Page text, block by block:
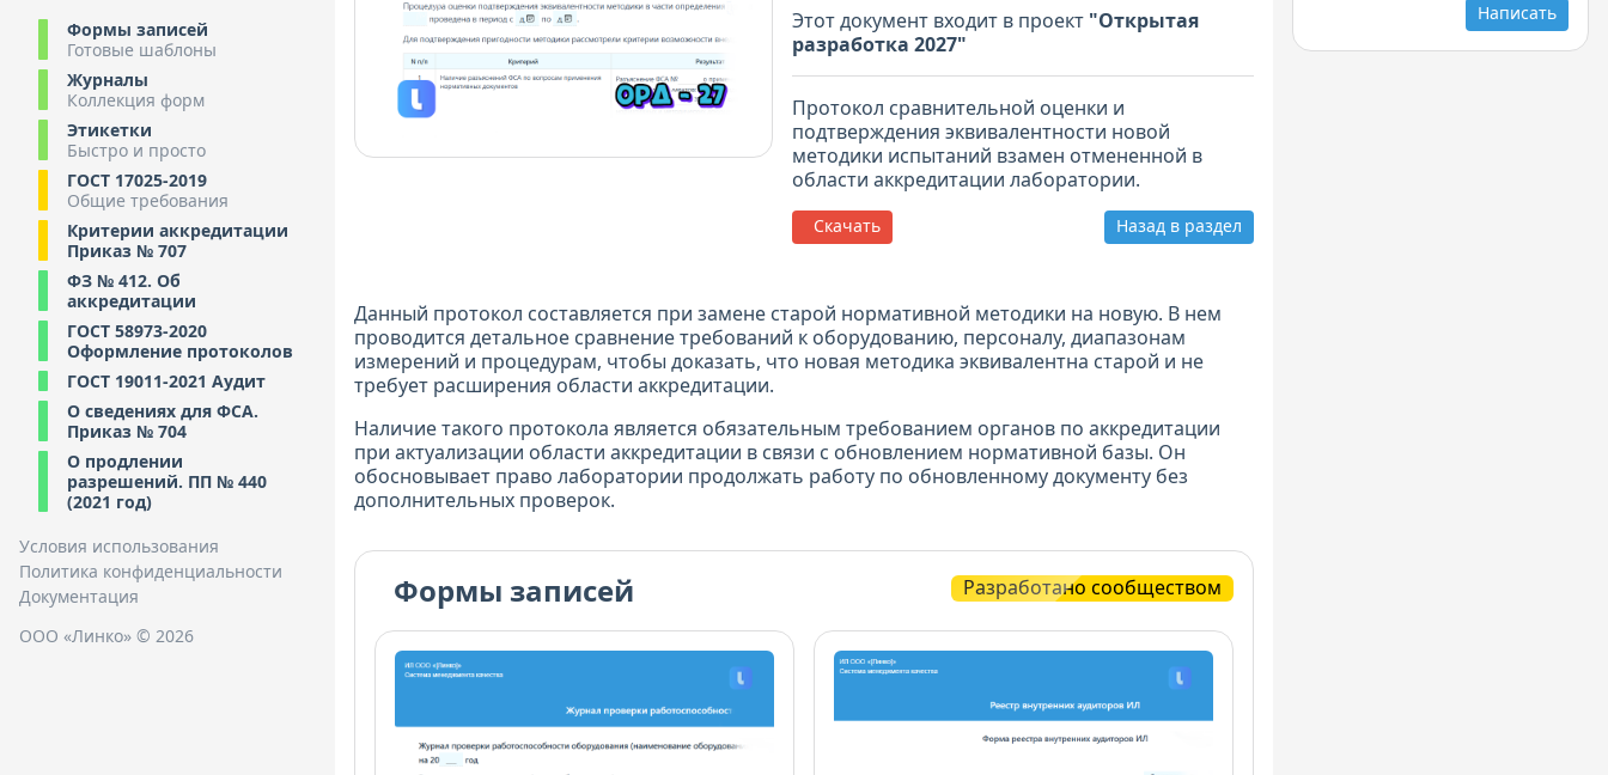
Формы записей
Готовые шаблоны
Журналы
Коллекция форм
Этикетки
Быстро и просто
ГОСТ 17025-2019
Общие требования
Критерии аккредитации
Приказ № 707
ФЗ № 412. Об
аккредитации
ГОСТ 58973-2020
Оформление протоколов
ГОСТ 19011-2021 Аудит
О сведениях для ФСА.
Приказ № 704
О продлении
разрешений. ПП № 440
(2021 год)
Условия использования
Политика конфиденциальности
Документация
ООО «Линко» © 2026
Этот документ входит в проект "Открытая
разработка 2027"
Протокол сравнительной оценки и
подтверждения эквивалентности новой
методики испытаний взамен отмененной в
области аккредитации лаборатории.
Скачать Назад в раздел
Данный протокол составляется при замене старой нормативной методики на новую. В нем
проводится детальное сравнение требований к оборудованию, персоналу, диапазонам
измерений и процедурам, чтобы доказать, что новая методика эквивалентна старой и не
требует расширения области аккредитации.
Наличие такого протокола является обязательным требованием органов по аккредитации
при актуализации области аккредитации в связи с обновлением нормативной базы. Он
обосновывает право лаборатории продолжать работу по обновленному документу без
дополнительных проверок.
Формы записей Разработано сообществом
Написать